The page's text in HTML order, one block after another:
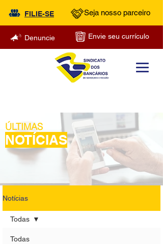
FILIE-SE Seja nosso parceiro
Denuncie Envie seu currículo
ÚLTIMAS
NOTÍCIAS
Notícias
Todas
Todas